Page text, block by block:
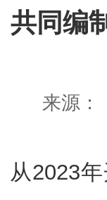
共同编
来源
从2023